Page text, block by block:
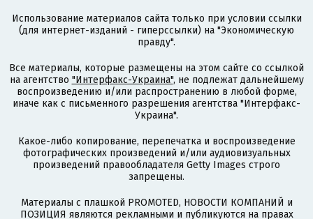
Использование материалов сайта только при условии ссылки
(для интернет-изданий - гиперссылки) на "Экономическую
правду".
Все материалы, которые размещены на этом сайте со ссылкой
на агентство "Интерфакс-Украина", не подлежат дальнейшему
воспроизведению и/или распространению в любой форме,
иначе как с письменного разрешения агентства "Интерфакс-
Украина".
Какое-либо копирование, перепечатка и воспроизведение
фотографических произведений и/или аудиовизуальных
произведений правообладателя Getty Images строго
запрещены.
Материалы с плашкой PROMOTED, НОВОСТИ КОМПАНИЙ и
ПОЗИЦИЯ являются рекламными и публикуются на правах